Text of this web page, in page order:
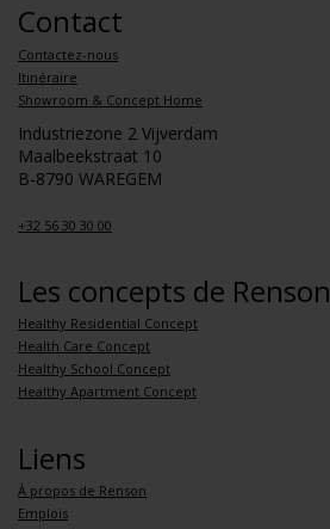
Contact
Contactez-nous
Itinéraire
Showroom & Concept Home
Industriezone 2 Vijverdam
Maalbeekstraat 10
B-8790 WAREGEM
+32 56 30 30 00
Les concepts de Renson
Healthy Residential Concept
Health Care Concept
Healthy School Concept
Healthy Apartment Concept
Liens
À propos de Renson
Emplois